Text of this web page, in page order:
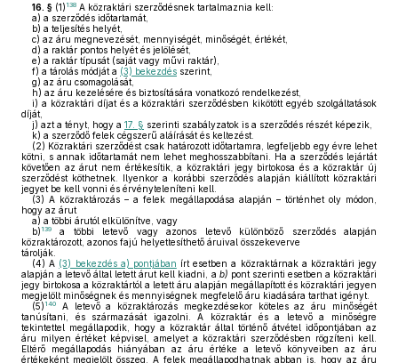
16. § (1) 138 A közraktári szerződésnek tartalmaznia kell:
a) a szerződés időtartamát,
b) a teljesítés helyét,
c) az áru megnevezését, mennyiségét, minőségét, értékét,
d) a raktár pontos helyét és jelölését,
e) a raktár típusát (saját vagy művi raktár),
f) a tárolás módját a (3) bekezdés szerint,
g) az áru csomagolását,
h) az áru kezelésére és biztosítására vonatkozó rendelkezést,
i) a közraktári díjat és a közraktári szerződésben kikötött egyéb szolgáltatások
díját,
j) azt a tényt, hogy a 17. § szerinti szabályzatok is a szerződés részét képezik,
k) a szerződő felek cégszerű aláírását és keltezést.
(2) Közraktári szerződést csak határozott időtartamra, legfeljebb egy évre lehet
kötni, s annak időtartamát nem lehet meghosszabbítani. Ha a szerződés lejártát
követően az árut nem értékesítik, a közraktári jegy birtokosa és a közraktár új
szerződést köthetnek. Ilyenkor a korábbi szerződés alapján kiállított közraktári
jegyet be kell vonni és érvényteleníteni kell.
(3) A közraktározás – a felek megállapodása alapján – történhet oly módon,
hogy az árut
a) a többi árutól elkülönítve, vagy
b) 139
a többi letevő vagy azonos letevő különböző szerződés alapján
közraktározott, azonos fajú helyettesíthető áruival összekeverve
tárolják.
(4) A (3) bekezdés a) pontjában írt esetben a közraktárnak a közraktári jegy
alapján a letevő által letett árut kell kiadni, a b) pont szerinti esetben a közraktári
jegy birtokosa a közraktártól a letett áru alapján megállapított és közraktári jegyen
megjelölt minőségnek és mennyiségnek megfelelő áru kiadására tarthat igényt.
(5) 140
A letevő a közraktározás megkezdésekor köteles az áru minőségét
tanúsítani, és származását igazolni. A közraktár és a letevő a minőségre
tekintettel megállapodik, hogy a közraktár által történő átvétel időpontjában az
áru milyen értéket képvisel, amelyet a közraktári szerződésben rögzíteni kell.
Eltérő megállapodás hiányában az áru értéke a letevő könyveiben az áru
értékeként megjelölt összeg. A felek megállapodhatnak abban is, hogy az áru